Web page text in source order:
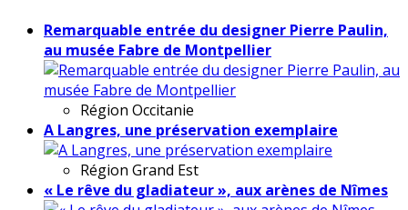
Remarquable entrée du designer Pierre Paulin,
au musée Fabre de Montpellier
Région Occitanie
A Langres, une préservation exemplaire
Région Grand Est
« Le rêve du gladiateur », aux arènes de Nîmes